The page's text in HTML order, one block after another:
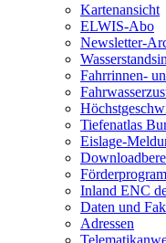
Kartenansicht
ELWIS-Abo
Newsletter-
Fahrrinnen-
Tiefenatlas
Eislage-
Inland ENC
Daten und
Adressen